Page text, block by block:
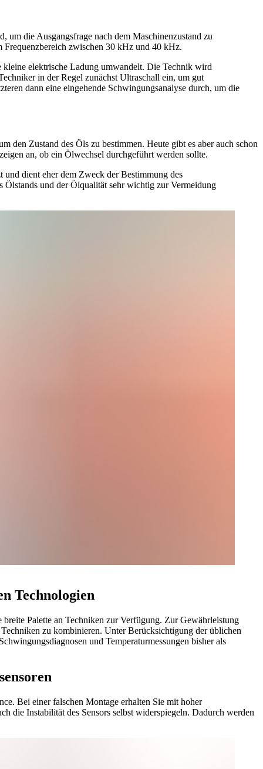
um die Ausgangsfrage nach dem Maschinenzustand zu
Frequenzbereich zwischen 30 kHz und 40 kHz.
kleine elektrische Ladung umwandelt. Die Technik wird
in der Regel zunächst Ultraschall ein, um gut
dann eine eingehende Schwingungsanalyse durch, um die
den Zustand des Öls zu bestimmen. Heute gibt es aber auch schon
an, ob ein Ölwechsel durchgeführt werden sollte.
und dient eher dem Zweck der Bestimmung des
und der Ölqualität sehr wichtig zur Vermeidung
Technologien
Palette an Techniken zur Verfügung. Zur Gewährleistung
zu kombinieren. Unter Berücksichtigung der üblichen
und Temperaturmessungen bisher als
Bei einer falschen Montage erhalten Sie mit hoher
die Instabilität des Sensors selbst widerspiegeln. Dadurch werden